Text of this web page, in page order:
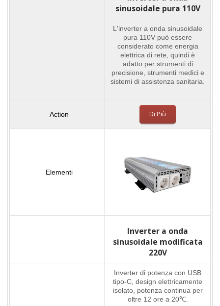
sinusoidale pura 110V
L'inverter a onda sinusoidale
pura 110V può essere
considerato come energia
elettrica di rete, quindi è
adatto per strumenti di
precisione, strumenti medici e
sistemi di assistenza sanitaria.
Di Più
Inverter a onda
sinusoidale modificata
220V
Inverter di potenza con USB
tipo-C, design elettricamente
isolato, potenza continua per
oltre 12 ore a 20℃.